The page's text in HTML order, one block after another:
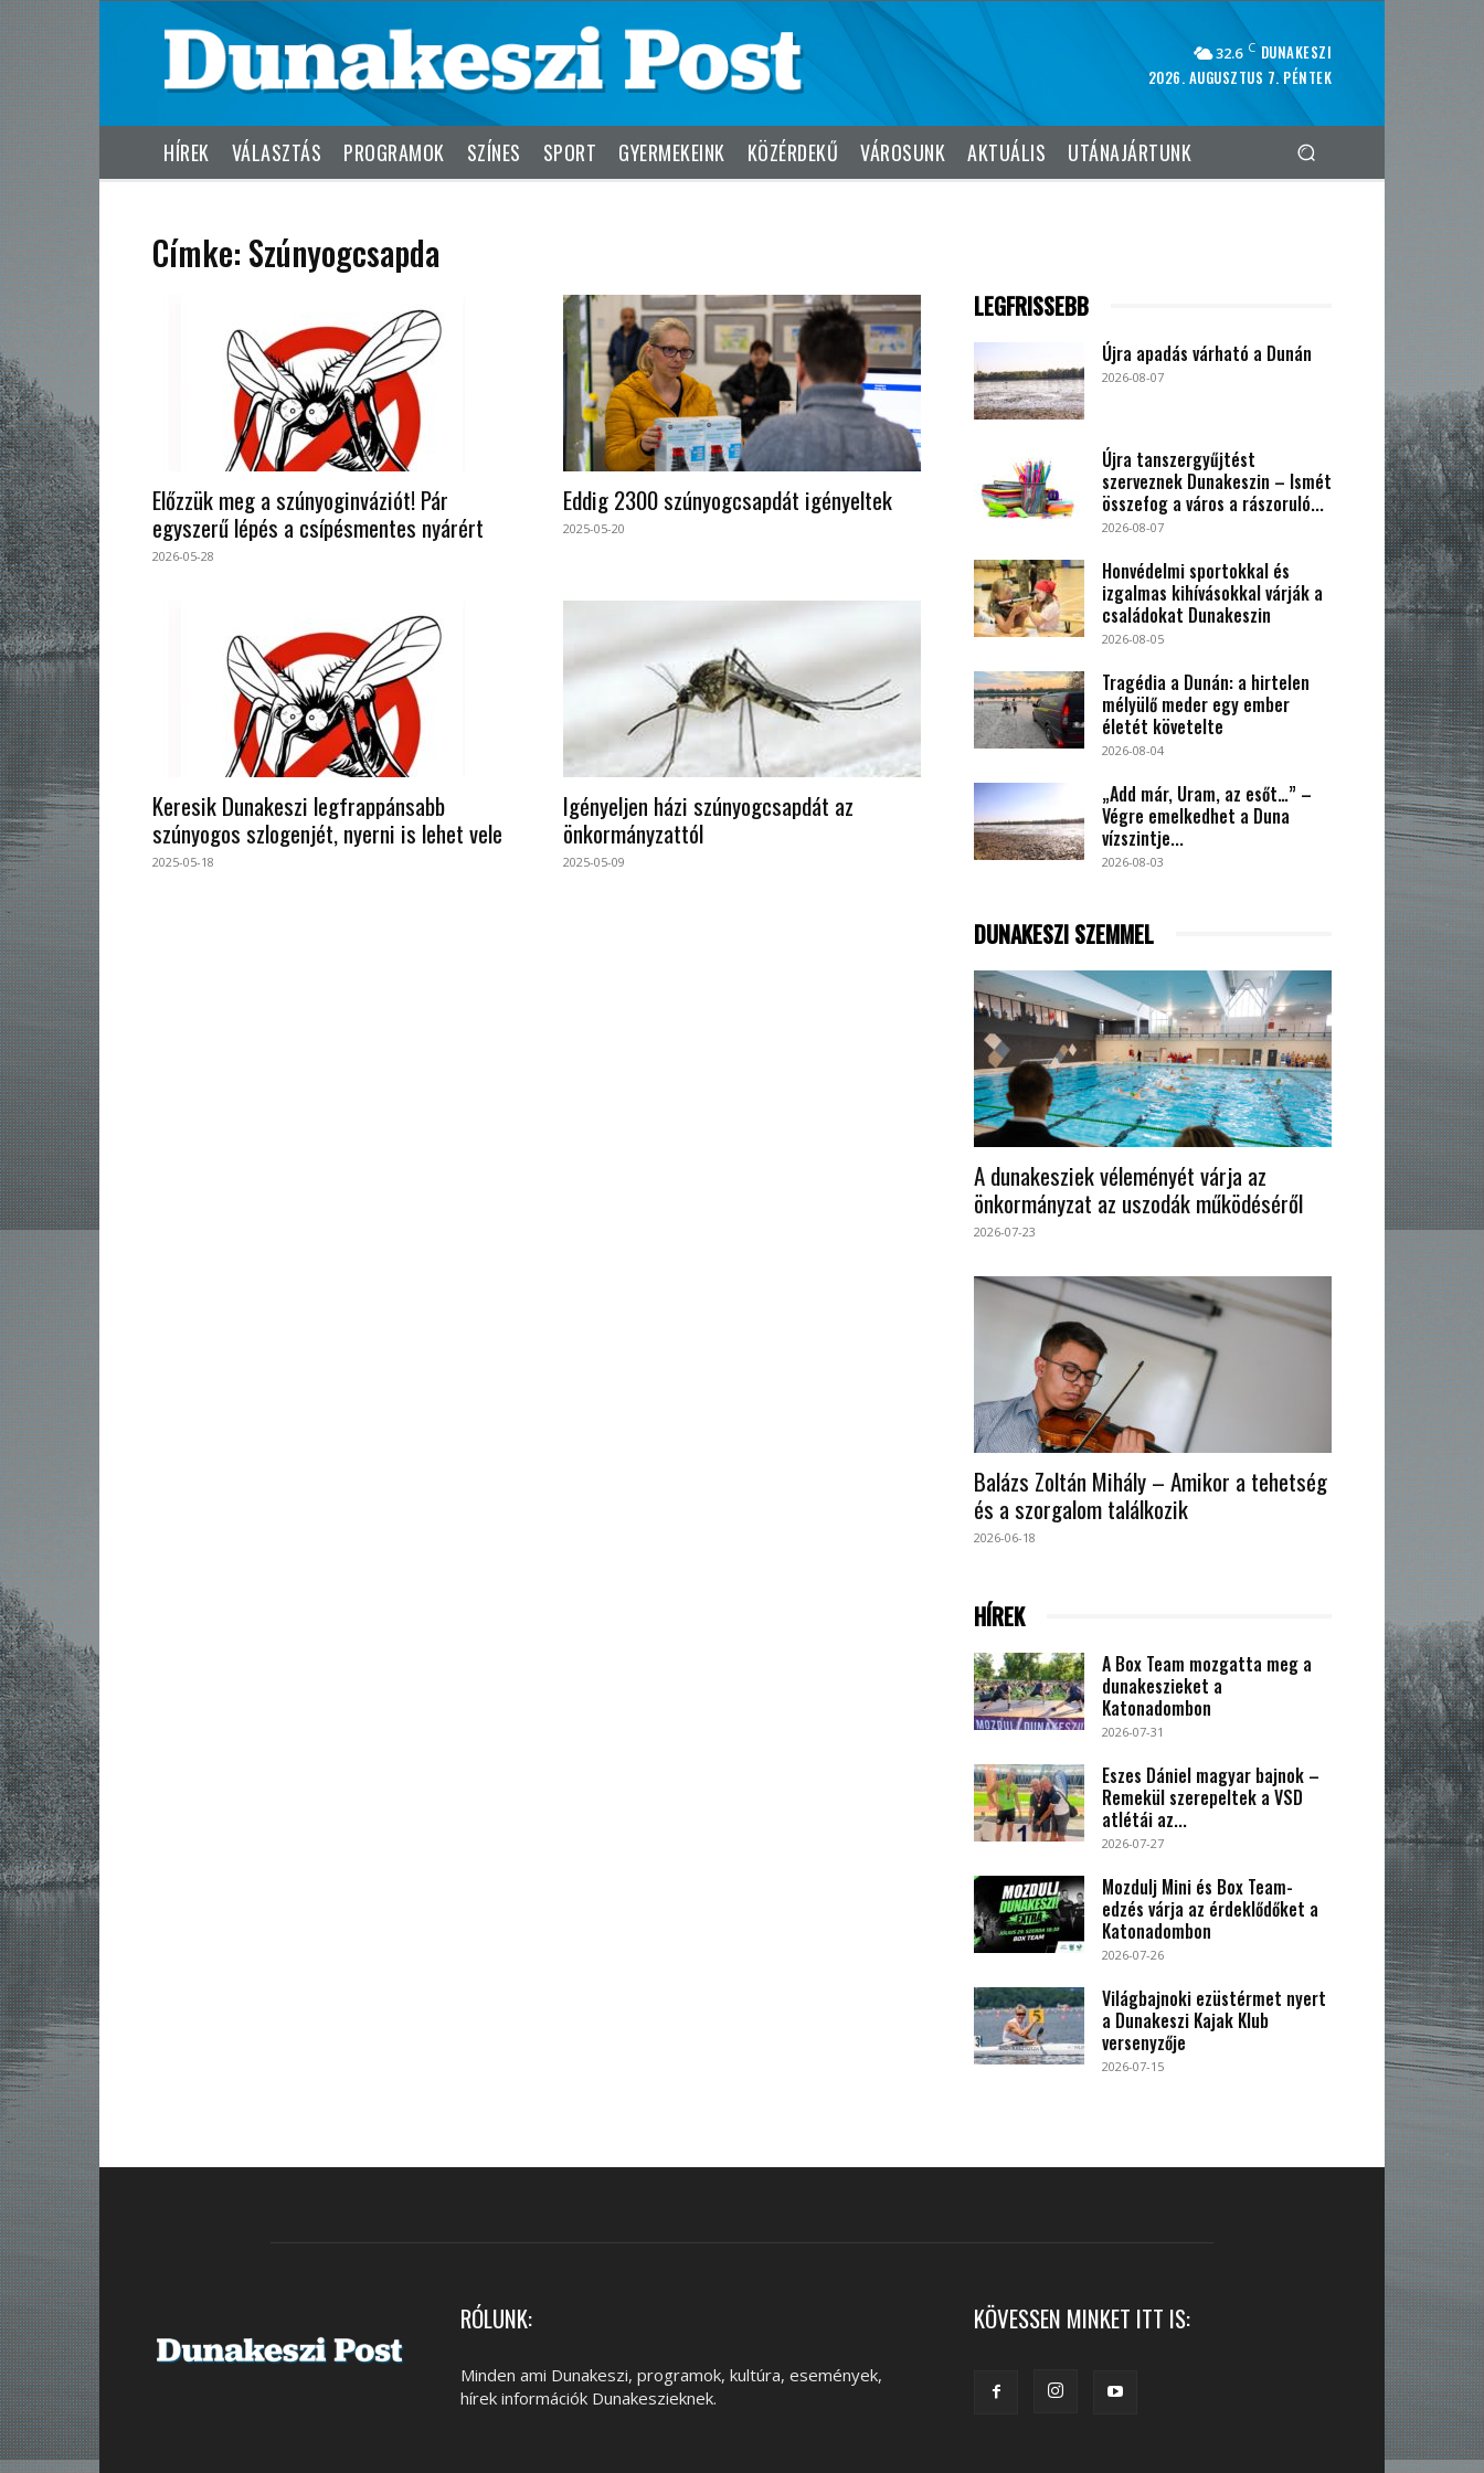
32.6 C DUNAKESZI
2026. AUGUSZTUS 7. PÉNTEK
HÍREK VÁLASZTÁS PROGRAMOK SZÍNES SPORT GYERMEKEINK KÖZÉRDEKŰ VÁROSUNK AKTUÁLIS UTÁNAJÁRTUNK
Címke: Szúnyogcsapda
Előzzük meg a szúnyoginváziót! Pár
egyszerű lépés a csípésmentes nyárért
2026-05-28
Eddig 2300 szúnyogcsapdát igényeltek
2025-05-20
Keresik Dunakeszi legfrappánsabb
szúnyogos szlogenjét, nyerni is lehet vele
2025-05-18
Igényeljen házi szúnyogcsapdát az
önkormányzattól
2025-05-09
LEGFRISSEBB
Újra apadás várható a Dunán
2026-08-07
Újra tanszergyűjtést
szerveznek Dunakeszin – Ismét
összefog a város a rászoruló...
2026-08-07
Honvédelmi sportokkal és
izgalmas kihívásokkal várják a
családokat Dunakeszin
2026-08-05
Tragédia a Dunán: a hirtelen
mélyülő meder egy ember
életét követelte
2026-08-04
„Add már, Uram, az esőt…” –
Végre emelkedhet a Duna
vízszintje...
2026-08-03
DUNAKESZI SZEMMEL
A dunakesziek véleményét várja az
önkormányzat az uszodák működéséről
2026-07-23
Balázs Zoltán Mihály – Amikor a tehetség
és a szorgalom találkozik
2026-06-18
HÍREK
A Box Team mozgatta meg a
dunakeszieket a
Katonadombon
2026-07-31
Eszes Dániel magyar bajnok –
Remekül szerepeltek a VSD
atlétái az...
2026-07-27
Mozdulj Mini és Box Team-
edzés várja az érdeklődőket a
Katonadombon
2026-07-26
Világbajnoki ezüstérmet nyert
a Dunakeszi Kajak Klub
versenyzője
2026-07-15
RÓLUNK:
Minden ami Dunakeszi, programok, kultúra, események,
hírek információk Dunakeszieknek.
KÖVESSEN MINKET ITT IS: